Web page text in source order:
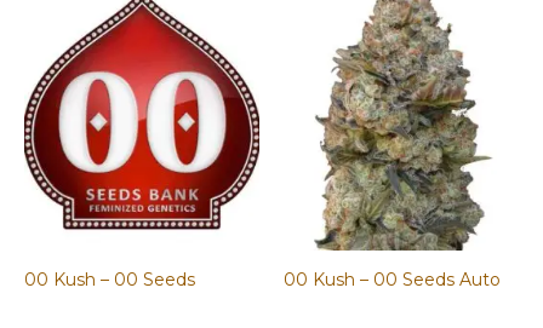
00 Kush – 00 Seeds 00 Kush – 00 Seeds Auto